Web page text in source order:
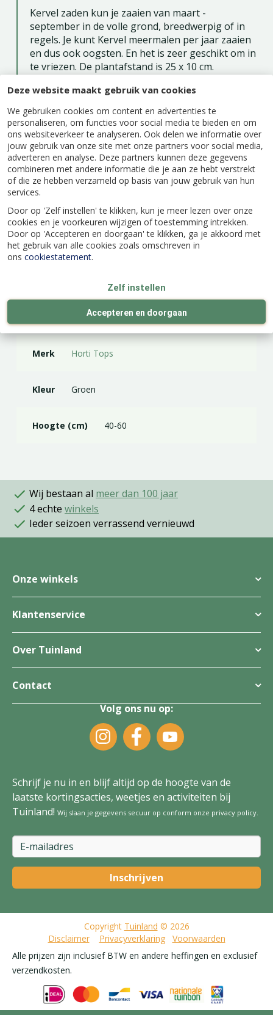
Deze website maakt gebruik van cookies
We gebruiken cookies om content en advertenties te
personaliseren, om functies voor social media te bieden en om
ons websiteverkeer te analyseren. Ook delen we informatie over
jouw gebruik van onze site met onze partners voor social media,
adverteren en analyse. Deze partners kunnen deze gegevens
combineren met andere informatie die je aan ze hebt verstrekt
of die ze hebben verzameld op basis van jouw gebruik van hun
services.
Door op 'Zelf instellen' te klikken, kun je meer lezen over onze
cookies en je voorkeuren wijzigen of toestemming intrekken.
Door op 'Accepteren en doorgaan' te klikken, ga je akkoord met
het gebruik van alle cookies zoals omschreven in
ons cookiestatement.
Zelf instellen
Accepteren en doorgaan
Kervel zaden kun je zaaien van maart -
september in de volle grond, breedwerpig of in
regels. Je kunt Kervel meermalen per jaar zaaien
en dus ook oogsten. En het is zeer geschikt om in
te vriezen. De plantafstand is 25 x 10 cm.
Zaaien binnen: maart - mei
Zaaien buiten: maart - augustus
Oogsten: ca. vijf weken na het zaaien
Eénjarig
Inhoud: ca. 5 gram
Specificaties
8711117110507
Latijnse naam Anthriscus cerefolium
Merk Horti Tops
Kleur Groen
Hoogte (cm) 40-60
Wij bestaan al meer dan 100 jaar
4 echte winkels
Ieder seizoen verrassend vernieuwd
Onze winkels
Klantenservice
Over Tuinland
Contact
Volg ons nu op:
Schrijf je nu in en blijf altijd op de hoogte van de
laatste kortingsacties, weetjes en activiteiten bij
Tuinland! Wij slaan je gegevens secuur op conform onze privacy policy
Copyright Tuinland © 2026
Disclaimer
Privacyverklaring
Voorwaarden
Alle prijzen zijn inclusief BTW en andere heffingen en exclusief
verzendkosten.